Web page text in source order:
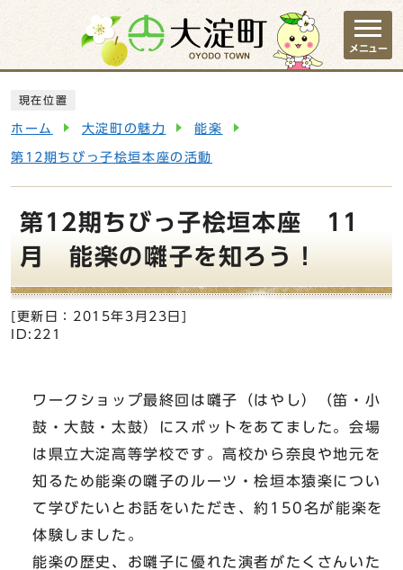
ページの先頭です
メニュー
現在位置
ホーム 大淀町の魅力 能楽
第12期ちびっ子桧垣本座の活動
第12期ちびっ子桧垣本座 11
月 能楽の囃子を知ろう！
[更新日： 2015年3月23日
ID:221
ワークショップ最終回は囃子（はやし）（笛・小
鼓・大鼓・太鼓）にスポットをあてました。会場
は県立大淀高等学校です。高校から奈良や地元を
知るため能楽の囃子のルーツ・桧垣本猿楽につい
て学びたいとお話をいただき、約150名が能楽を
体験しました。
能楽の歴史、お囃子に優れた演者がたくさんいた